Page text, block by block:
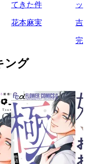
てきた件
花本麻実
ッ
吉
完
ング